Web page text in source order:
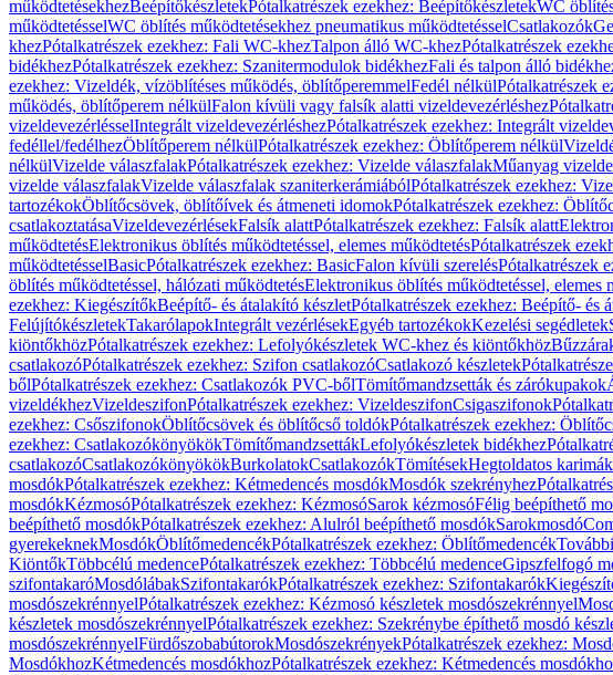
működtetésekhezBeépítőkészletekPótalkatrészek ezekhez: BeépítőkészletekWC
működtetésselWC öblítés működtetésekhez pneumatikus működtetésselCsatlakozók
khezPótalkatrészek ezekhez: Fali WC-khezTalpon álló WC-khezPótalkatrészek
bidékhezPótalkatrészek ezekhez: Szanitermodulok bidékhezFali és talpon álló
ezekhez: Vizeldék, vízöblítéses működés, öblítőperemmelFedél nélkülPótalkatrészek
működés, öblítőperem nélkülFalon kívüli vagy falsík alatti vizeldevezérléshez
vizeldevezérlésselIntegrált vizeldevezérléshezPótalkatrészek ezekhez: Integrált
fedéllel/fedélhezÖblítőperem nélkülPótalkatrészek ezekhez: Öblítőperem nélkül
nélkülVizelde válaszfalakPótalkatrészek ezekhez: Vizelde válaszfalakMűanyag
vizelde válaszfalakVizelde válaszfalak szaniterkerámiábólPótalkatrészek ezekhez:
tartozékokÖblítőcsövek, öblítőívek és átmeneti idomokPótalkatrészek ezekhez:
csatlakoztatásaVizeldevezérlésekFalsík alattPótalkatrészek ezekhez: Falsík alatt
működtetésElektronikus öblítés működtetéssel, elemes működtetésPótalkatrészek
működtetésselBasicPótalkatrészek ezekhez: BasicFalon kívüli szerelésPótalkatrészek
öblítés működtetéssel, hálózati működtetésElektronikus öblítés működtetéssel, elemes
ezekhez: KiegészítőkBeépítő- és átalakító készletPótalkatrészek ezekhez: Beépítő- és
FelújítókészletekTakarólapokIntegrált vezérlésekEgyéb tartozékokKezelési segédletek
kiöntőkhözPótalkatrészek ezekhez: Lefolyókészletek WC-khez és kiöntőkhöz
csatlakozóPótalkatrészek ezekhez: Szifon csatlakozóCsatlakozó készletek
bőlPótalkatrészek ezekhez: Csatlakozók PVC-bőlTömítőmandzsetták és zárókupakok
vizeldékhezVizeldeszifonPótalkatrészek ezekhez: VizeldeszifonCsigaszifonok
ezekhez: CsőszifonokÖblítőcsövek és öblítőcső toldókPótalkatrészek ezekhez:
ezekhez: CsatlakozókönyökökTömítőmandzsettákLefolyókészletek bidékhez
csatlakozóCsatlakozókönyökökBurkolatokCsatlakozókTömítésekHegtoldatos karimák
mosdókPótalkatrészek ezekhez: Kétmedencés mosdókMosdók szekrényhez
mosdókKézmosóPótalkatrészek ezekhez: KézmosóSarok kézmosóFélig beépíthető
beépíthető mosdókPótalkatrészek ezekhez: Alulról beépíthető mosdókSarokmosdó
gyerekeknekMosdókÖblítőmedencékPótalkatrészek ezekhez: Öblítőmedencék
KiöntőkTöbbcélú medencePótalkatrészek ezekhez: Többcélú medenceGipszfelfogó
szifontakaróMosdólábakSzifontakarókPótalkatrészek ezekhez: Szifontakarók
mosdószekrénnyelPótalkatrészek ezekhez: Kézmosó készletek mosdószekrénnyel
készletek mosdószekrénnyelPótalkatrészek ezekhez: Szekrénybe építhető mosdó
mosdószekrénnyelFürdőszobabútorokMosdószekrényekPótalkatrészek ezekhez:
MosdókhozKétmedencés mosdókhozPótalkatrészek ezekhez: Kétmedencés